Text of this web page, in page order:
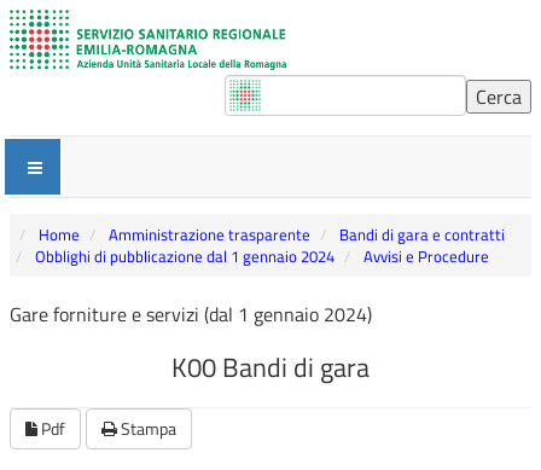
Home Amministrazione trasparente
Bandi di gara e contratti
Obblighi di pubblicazione dal 1 gennaio 2024
Avvisi e Procedure
Gare forniture e servizi (dal 1 gennaio 2024)
K00 Bandi di gara
Pdf Stampa